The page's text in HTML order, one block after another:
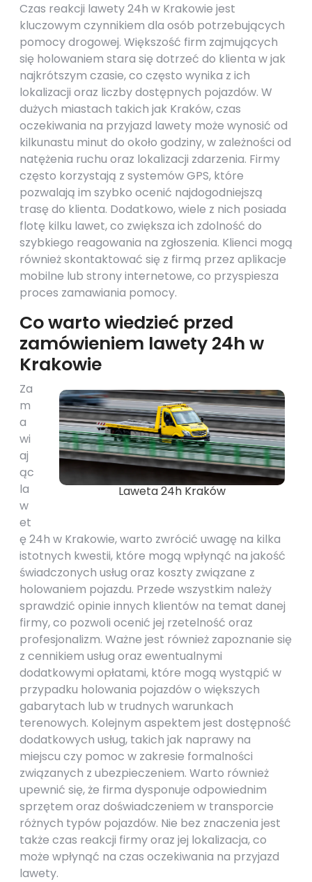
Czas reakcji lawety 24h w Krakowie jest
kluczowym czynnikiem dla osób potrzebujących
pomocy drogowej. Większość firm zajmujących
się holowaniem stara się dotrzeć do klienta w jak
najkrótszym czasie, co często wynika z ich
lokalizacji oraz liczby dostępnych pojazdów. W
dużych miastach takich jak Kraków, czas
oczekiwania na przyjazd lawety może wynosić od
kilkunastu minut do około godziny, w zależności od
natężenia ruchu oraz lokalizacji zdarzenia. Firmy
często korzystają z systemów GPS, które
pozwalają im szybko ocenić najdogodniejszą
trasę do klienta. Dodatkowo, wiele z nich posiada
flotę kilku lawet, co zwiększa ich zdolność do
szybkiego reagowania na zgłoszenia. Klienci mogą
również skontaktować się z firmą przez aplikacje
mobilne lub strony internetowe, co przyspiesza
proces zamawiania pomocy.
Co warto wiedzieć przed
zamówieniem lawety 24h w
Krakowie
Laweta 24h Kraków
Za
m
a
wi
aj
ąc
la
w
et
ę 24h w Krakowie, warto zwrócić uwagę na kilka
istotnych kwestii, które mogą wpłynąć na jakość
świadczonych usług oraz koszty związane z
holowaniem pojazdu. Przede wszystkim należy
sprawdzić opinie innych klientów na temat danej
firmy, co pozwoli ocenić jej rzetelność oraz
profesjonalizm. Ważne jest również zapoznanie się
z cennikiem usług oraz ewentualnymi
dodatkowymi opłatami, które mogą wystąpić w
przypadku holowania pojazdów o większych
gabarytach lub w trudnych warunkach
terenowych. Kolejnym aspektem jest dostępność
dodatkowych usług, takich jak naprawy na
miejscu czy pomoc w zakresie formalności
związanych z ubezpieczeniem. Warto również
upewnić się, że firma dysponuje odpowiednim
sprzętem oraz doświadczeniem w transporcie
różnych typów pojazdów. Nie bez znaczenia jest
także czas reakcji firmy oraz jej lokalizacja, co
może wpłynąć na czas oczekiwania na przyjazd
lawety.